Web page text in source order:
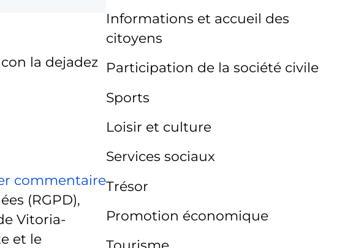
la dejadez
commentaire
(RGPD),
Vitoria-
et le
Informations et accueil des
citoyens
Participation de la société civile
Sports
Loisir et culture
Services sociaux
Trésor
Promotion économique